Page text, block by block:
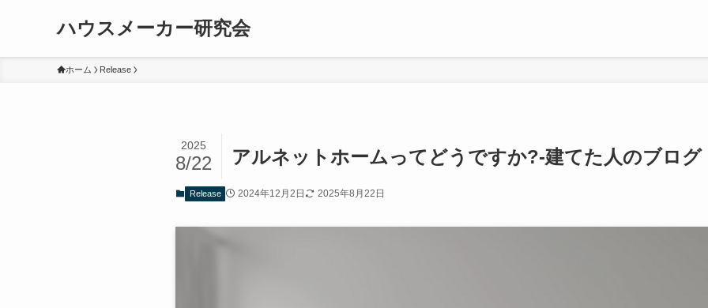
ハウスメーカー研究会
ホーム Release
アルネットホームってどうですか?-建てた人のブログ
2025
8/22
Release 2024年12月2日 2025年8月22日